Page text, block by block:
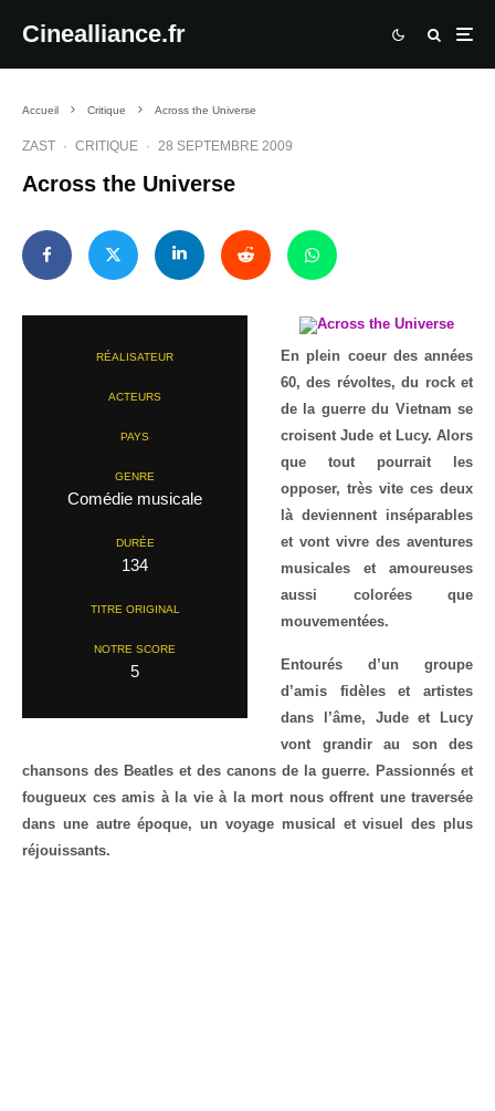
Cinealliance.fr
Accueil Critique Across the Universe
ZAST · CRITIQUE · 28 SEPTEMBRE 2009
Across the Universe
RÉALISATEUR
ACTEURS
PAYS
GENRE
Comédie musicale
DURÉE
134
TITRE ORIGINAL
NOTRE SCORE
5
En plein coeur des années
60, des révoltes, du rock et
de la guerre du Vietnam se
croisent Jude et Lucy. Alors
que tout pourrait les
opposer, très vite ces deux
là deviennent inséparables
et vont vivre des aventures
musicales et amoureuses
aussi colorées que
mouvementées.
Entourés d’un groupe
d’amis fidèles et artistes
dans l’âme, Jude et Lucy
vont grandir au son des
chansons des Beatles et des canons de la guerre. Passionnés et
fougueux ces amis à la vie à la mort nous offrent une traversée
dans une autre époque, un voyage musical et visuel des plus
réjouissants.